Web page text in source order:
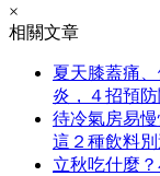
×
相關文章
夏天膝蓋痛
炎，４招預
待冷氣房易
這２種飲料
立秋吃什麼